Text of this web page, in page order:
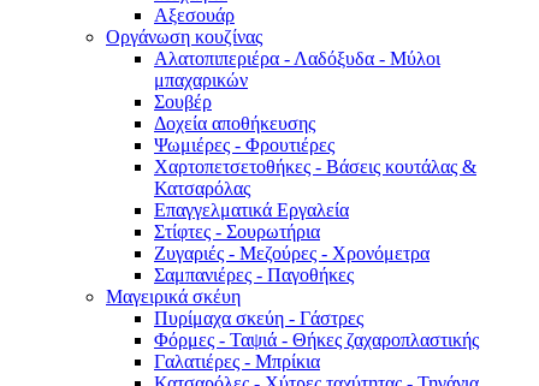
Αξεσουάρ
Οργάνωση κουζίνας
Αλατοπιπεριέρα - Λαδόξυδα - Μύλοι
μπαχαρικών
Σουβέρ
Δοχεία αποθήκευσης
Ψωμιέρες - Φρουτιέρες
Χαρτοπετσετοθήκες - Βάσεις κουτάλας &
Κατσαρόλας
Επαγγελματικά Εργαλεία
Στίφτες - Σουρωτήρια
Ζυγαριές - Μεζούρες - Χρονόμετρα
Σαμπανιέρες - Παγοθήκες
Μαγειρικά σκέυη
Πυρίμαχα σκεύη - Γάστρες
Φόρμες - Ταψιά - Θήκες ζαχαροπλαστικής
Γαλατιέρες - Μπρίκια